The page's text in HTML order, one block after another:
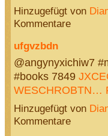
Hinzugefügt von
Kommentare
ufgvzbdn
@angynyxichiw7
#books 7849
WESCHROBTN…
Hinzugefügt von
Kommentare